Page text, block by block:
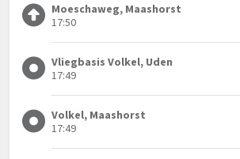
Moeschaweg, Maashorst
17:50
Vliegbasis Volkel, Uden
17:49
Volkel, Maashorst
17:49